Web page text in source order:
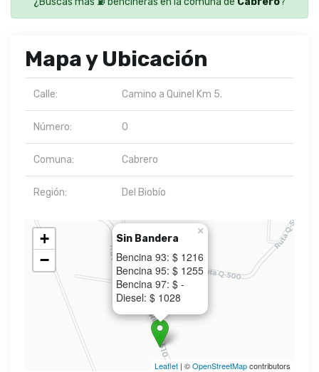
Mapa y Ubicación
Calle: Camino a Quinel Km 5.
Número: 0
Comuna: Cabrero
Región: Del Biobío
Sin Bandera
Bencina 93: $ 1216
Bencina 95: $ 1255
Bencina 97: $ -
Diesel: $ 1028
×
+
−
Leaflet | ©OpenStreetMapcontributors